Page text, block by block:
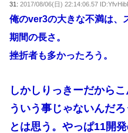
31:2017/08/06(日) 22:14:06.57
俺のver3の大きな不満は、
期間の長さ。
挫折者も多かったろう。
しかしりっきーだから
ういう事じゃないんだ
とは思う。やっぱ11開発